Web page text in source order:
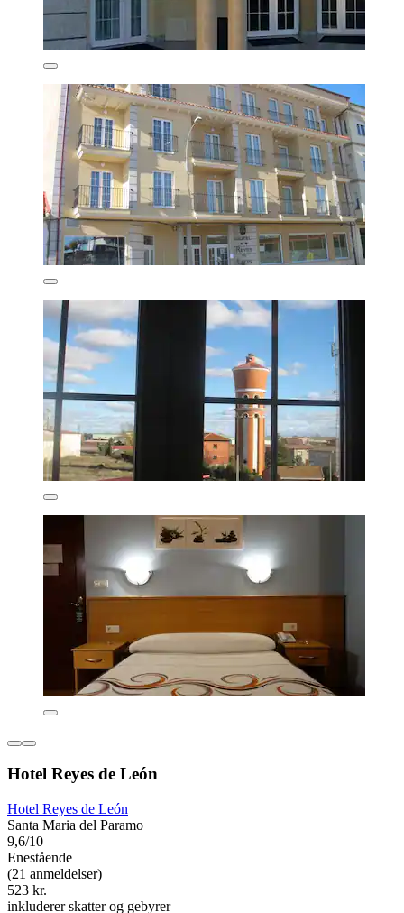
Hotel Reyes de León
Hotel Reyes de León
Santa Maria del Paramo
9,6/10
Enestående
(21 anmeldelser)
523 kr.
inkluderer skatter og gebyrer